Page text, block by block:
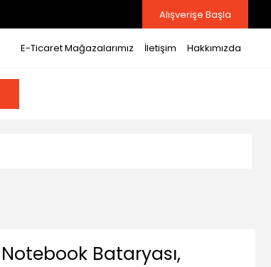
Alışverişe Başla
E-Ticaret Mağazalarımız İletişim Hakkımızda
Bataryası,